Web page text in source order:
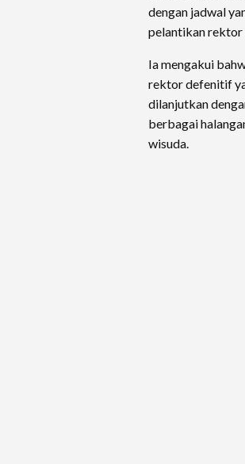
dengan jadwal
pelantikan rektor
Ia mengakui
rektor defenitif
dilanjutkan
berbagai
wisuda.